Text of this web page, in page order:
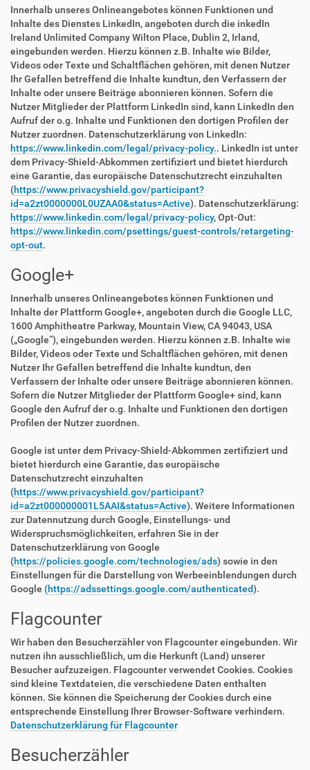
Innerhalb unseres Onlineangebotes können Funktionen und
Inhalte des Dienstes LinkedIn, angeboten durch die inkedIn
Ireland Unlimited Company Wilton Place, Dublin 2, Irland,
eingebunden werden. Hierzu können z.B. Inhalte wie Bilder,
Videos oder Texte und Schaltflächen gehören, mit denen Nutzer
Ihr Gefallen betreffend die Inhalte kundtun, den Verfassern der
Inhalte oder unsere Beiträge abonnieren können. Sofern die
Nutzer Mitglieder der Plattform LinkedIn sind, kann LinkedIn den
Aufruf der o.g. Inhalte und Funktionen den dortigen Profilen der
Nutzer zuordnen. Datenschutzerklärung von LinkedIn:
https://www.linkedin.com/legal/privacy-policy.. LinkedIn ist unter
dem Privacy-Shield-Abkommen zertifiziert und bietet hierdurch
eine Garantie, das europäische Datenschutzrecht einzuhalten
(https://www.privacyshield.gov/participant?
id=a2zt0000000L0UZAA0&status=Active). Datenschutzerklärung:
https://www.linkedin.com/legal/privacy-policy, Opt-Out:
https://www.linkedin.com/psettings/guest-controls/retargeting-
opt-out.
Google+
Innerhalb unseres Onlineangebotes können Funktionen und
Inhalte der Plattform Google+, angeboten durch die Google LLC,
1600 Amphitheatre Parkway, Mountain View, CA 94043, USA
(„Google“), eingebunden werden. Hierzu können z.B. Inhalte wie
Bilder, Videos oder Texte und Schaltflächen gehören, mit denen
Nutzer Ihr Gefallen betreffend die Inhalte kundtun, den
Verfassern der Inhalte oder unsere Beiträge abonnieren können.
Sofern die Nutzer Mitglieder der Plattform Google+ sind, kann
Google den Aufruf der o.g. Inhalte und Funktionen den dortigen
Profilen der Nutzer zuordnen.
Google ist unter dem Privacy-Shield-Abkommen zertifiziert und
bietet hierdurch eine Garantie, das europäische
Datenschutzrecht einzuhalten
(https://www.privacyshield.gov/participant?
id=a2zt000000001L5AAI&status=Active). Weitere Informationen
zur Datennutzung durch Google, Einstellungs- und
Widerspruchsmöglichkeiten, erfahren Sie in der
Datenschutzerklärung von Google
(https://policies.google.com/technologies/ads) sowie in den
Einstellungen für die Darstellung von Werbeeinblendungen durch
Google (https://adssettings.google.com/authenticated).
Flagcounter
Wir haben den Besucherzähler von Flagcounter eingebunden. Wir
nutzen ihn ausschließlich, um die Herkunft (Land) unserer
Besucher aufzuzeigen. Flagcounter verwendet Cookies. Cookies
sind kleine Textdateien, die verschiedene Daten enthalten
können. Sie können die Speicherung der Cookies durch eine
entsprechende Einstellung Ihrer Browser-Software verhindern.
Datenschutzerklärung für Flagcounter
Besucherzähler